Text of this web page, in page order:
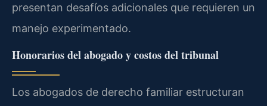
presentan desafíos adicionales que requieren un
manejo experimentado.
Honorarios del abogado y costos del tribunal
Los abogados de derecho familiar estructuran